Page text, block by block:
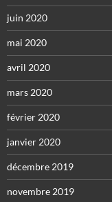
juin 2020
mai 2020
avril 2020
mars 2020
février 2020
janvier 2020
décembre 2019
novembre 2019